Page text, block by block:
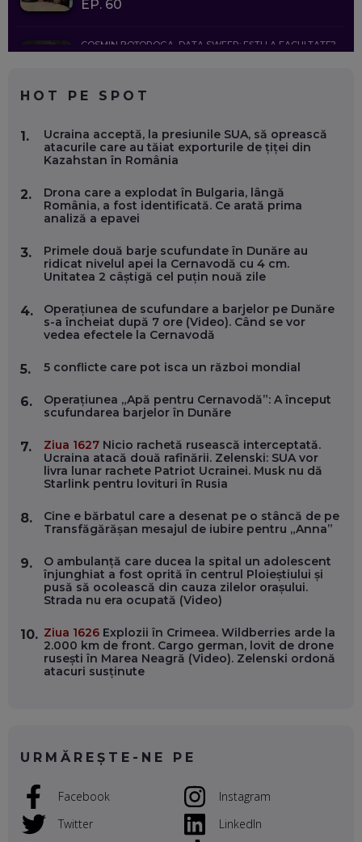
EP. 60
COSMIN BOȚOROGA, DATA SWEEP: EȘTI LA FACULTATE?
FOLOSEȘTI TEHNOLOGIA CA SĂ FII MAI BUN LA JOB. ȘI CUM
SE VA SCHIMBA MUNCA, ÎN URMĂTORII ANI
EP. 58
MARIUS PAȘCULEA, COFONDATOR AL KULTH: CUM
FOLOSEȘTI TEHNOLOGIA CA SĂ ÎȚI DESCHIZI DRUMUL
EP. 57
EFICIENT VIAȚA ONLINE. ȘI CARE SUNT PRIMII PAȘI ÎNTR-O
CARIERĂ DE „HACKER CU PERMIS”
EP. 56
DOINA VÎLCEANU, CONTENTSPEED: VREI SUCCES ONLINE?
EP. 55
OLIVIU MATEI, HOLISUN: SOFTWARE DE LA CLUJ PENTRU
WASHINGTON, OCHELARI INTELIGENȚI ȘI FERME
VERTICALE FĂRĂ PĂMÂNT
EP. 54
VALENTIN VANCEA, CEO AL PATRIA BANK: AUTOMATIZĂM
INSTITUȚIILE STATULUI?
EP. 53
GLOBALĂ, FĂRĂ SĂ PIERZI LEGĂTURA CU COMUNITATEA
TA LOCALĂ - ȘI CE SĂ DAI ÎNAPOI
EP. 52
PARTICIPANȚII LA DEZBATERILE DE PE REȚELE SOCIALE
ȚIPĂ, CU FEȚELE ACOPERITE. CUM ÎNVĂȚĂM SĂ DISCUTĂM
EP. 50
HOT PE SPOT
1.
Ucraina acceptă, la presiunile SUA, să oprească
atacurile care au tăiat exporturile de țiței din
Kazahstan în România
2.
Drona care a explodat în Bulgaria, lângă
România, a fost identificată. Ce arată prima
analiză a epavei
3.
Primele două barje scufundate în Dunăre au
ridicat nivelul apei la Cernavodă cu 4 cm.
Unitatea 2 câștigă cel puțin nouă zile
4.
Operațiunea de scufundare a barjelor pe Dunăre
s-a încheiat după 7 ore (Video). Când se vor
vedea efectele la Cernavodă
5. 5 conflicte care pot isca un război mondial
6.
Operațiunea „Apă pentru Cernavodă”: A început
scufundarea barjelor în Dunăre
7. Ziua 1627 Nicio rachetă rusească interceptată.
Ucraina atacă două rafinării. Zelenski: SUA vor
livra lunar rachete Patriot Ucrainei. Musk nu dă
Starlink pentru lovituri în Rusia
8.
Cine e bărbatul care a desenat pe o stâncă de pe
Transfăgărășan mesajul de iubire pentru „Anna”
9.
O ambulanță care ducea la spital un adolescent
înjunghiat a fost oprită în centrul Ploieștiului și
pusă să ocolească din cauza zilelor orașului.
Strada nu era ocupată (Video)
10. Ziua 1626 Explozii în Crimeea. Wildberries arde la
2.000 km de front. Cargo german, lovit de drone
rusești în Marea Neagră (Video). Zelenski ordonă
atacuri susținute
URMĂREȘTE-NE PE
Facebook
Twitter
Instagram
LinkedIn